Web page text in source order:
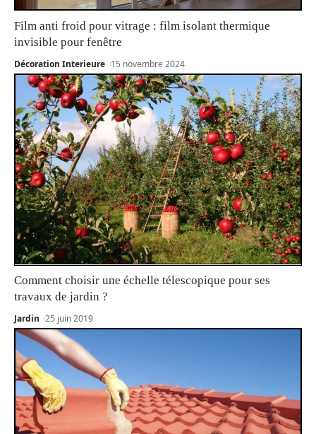
Film anti froid pour vitrage : film isolant thermique
invisible pour fenêtre
Décoration Interieure 15 novembre 2024
Comment choisir une échelle télescopique pour ses
travaux de jardin ?
Jardin 25 juin 2019